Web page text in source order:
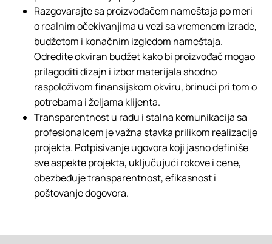
Razgovarajte sa proizvođačem nameštaja po meri
o realnim očekivanjima u vezi sa vremenom izrade,
budžetom i konačnim izgledom nameštaja.
Odredite okviran budžet kako bi proizvođač mogao
prilagoditi dizajn i izbor materijala shodno
raspoloživom finansijskom okviru, brinući pri tom o
potrebama i željama klijenta.
Transparentnost u radu i stalna komunikacija sa
profesionalcem je važna stavka prilikom realizacije
projekta. Potpisivanje ugovora koji jasno definiše
sve aspekte projekta, uključujući rokove i cene,
obezbeđuje transparentnost, efikasnost i
poštovanje dogovora.